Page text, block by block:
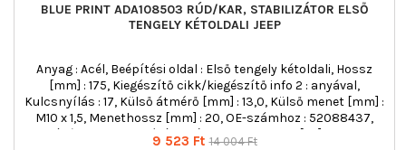
BLUE PRINT ADA108503 RÚD/KAR, STABILIZÁTOR ELSŐ
TENGELY KÉTOLDALI JEEP
Anyag : Acél, Beépítési oldal : Első tengely kétoldali, Hossz
[mm] : 175, Kiegészítő cikk/kiegészítő info 2 : anyával,
Kulcsnyílás : 17, Külső átmérő [mm] : 13,0, Külső menet [mm] :
M10 x 1,5, Menethossz [mm] : 20, OE-számhoz : 52088437,
Rúd/kar : kapcsolórúd, Szín : fekete, Tömeg [kg] : 0,436
Ár
9 523 Ft Normál
14 004 Ft